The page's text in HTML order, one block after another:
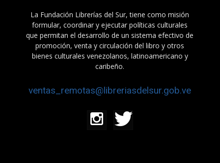
La Fundación Librerías del Sur, tiene como misión
formular, coordinar y ejecutar políticas culturales
que permitan el desarrollo de un sistema efectivo de
promoción, venta y circulación del libro y otros
bienes culturales venezolanos, latinoamericano y
caribeño.
ventas_remotas@libreriasdelsur.gob.ve